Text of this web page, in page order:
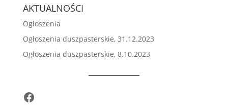
AKTUALNOŚCI
Ogłoszenia
Ogłoszenia duszpasterskie, 31.12.2023
Ogłoszenia duszpasterskie, 8.10.2023
Facebook